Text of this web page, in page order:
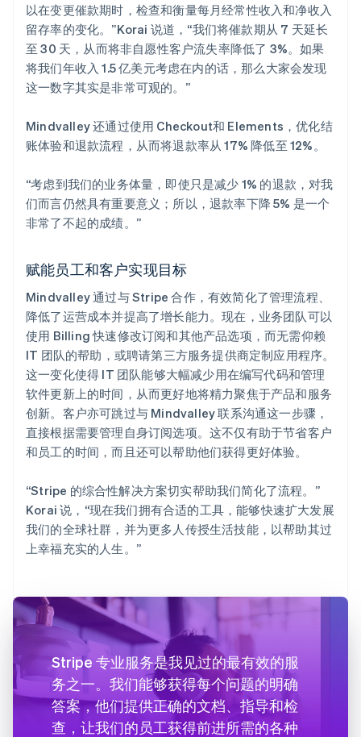
以在变更催款期时，检查和衡量每月经常性收入和净收入
留存率的变化。”Korai 说道，“我们将催款期从 7 天延长
至 30 天，从而将非自愿性客户流失率降低了 3%。如果
将我们年收入 1.5 亿美元考虑在内的话，那么大家会发现
这一数字其实是非常可观的。”
Mindvalley 还通过使用 Checkout和 Elements，优化结
账体验和退款流程，从而将退款率从 17% 降低至 12%。
“考虑到我们的业务体量，即使只是减少 1% 的退款，对我
们而言仍然具有重要意义；所以，退款率下降 5% 是一个
非常了不起的成绩。”
赋能员工和客户实现目标
Mindvalley 通过与 Stripe 合作，有效简化了管理流程、
降低了运营成本并提高了增长能力。现在，业务团队可以
使用 Billing 快速修改订阅和其他产品选项，而无需仰赖
IT 团队的帮助，或聘请第三方服务提供商定制应用程序。
这一变化使得 IT 团队能够大幅减少用在编写代码和管理
软件更新上的时间，从而更好地将精力聚焦于产品和服务
创新。客户亦可跳过与 Mindvalley 联系沟通这一步骤，
直接根据需要管理自身订阅选项。这不仅有助于节省客户
和员工的时间，而且还可以帮助他们获得更好体验。
“Stripe 的综合性解决方案切实帮助我们简化了流程。”
Korai 说，“现在我们拥有合适的工具，能够快速扩大发展
我们的全球社群，并为更多人传授生活技能，以帮助其过
上幸福充实的人生。”
Stripe 专业服务是我见过的最有效的服
务之一。我们能够获得每个问题的明确
答案，他们提供正确的文档、指导和检
查，让我们的员工获得前进所需的各种